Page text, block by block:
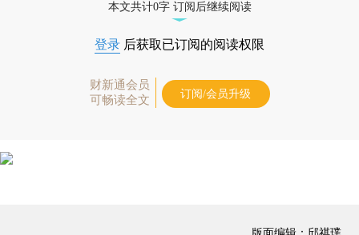
本文共计0字 订阅后继续阅读
登录 后获取已订阅的阅读权限
财新通会员
可畅读全文
订阅/会员升级
版面编辑：邱祺璞